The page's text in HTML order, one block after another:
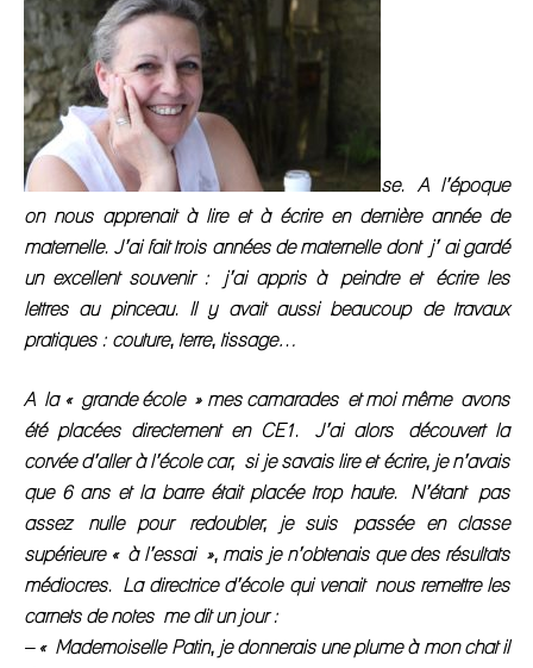
se. A l’époque
on nous apprenait à lire et à écrire en dernière année de
maternelle. J’ai fait trois années de maternelle dont j’ ai gardé
un excellent souvenir : j’ai appris à peindre et écrire les
lettres au pinceau. Il y avait aussi beaucoup de travaux
pratiques : couture, terre, tissage…
A la « grande école » mes camarades et moi même avons
été placées directement en CE1. J’ai alors découvert la
corvée d’aller à l’école car, si je savais lire et écrire, je n’avais
que 6 ans et la barre était placée trop haute. N’étant pas
assez nulle pour redoubler, je suis passée en classe
supérieure « à l’essai », mais je n’obtenais que des résultats
médiocres. La directrice d’école qui venait nous remettre les
carnets de notes me dit un jour :
– « Mademoiselle Patin, je donnerais une plume à mon chat il